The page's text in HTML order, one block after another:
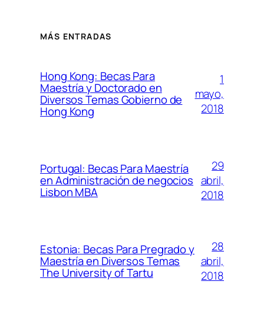
MÁS ENTRADAS
Hong Kong: Becas Para
Maestría y Doctorado en
Diversos Temas Gobierno de
Hong Kong
1
mayo,
2018
Portugal: Becas Para Maestría
en Administración de negocios
Lisbon MBA
29
abril,
2018
Estonia: Becas Para Pregrado y
Maestría en Diversos Temas
The University of Tartu
28
abril,
2018